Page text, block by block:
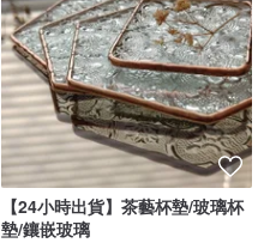
【24小時出貨】茶藝杯墊/玻璃杯
墊/鑲嵌玻璃